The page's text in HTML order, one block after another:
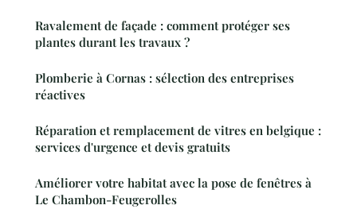
Ravalement de façade : comment protéger ses
plantes durant les travaux ?
Plomberie à Cornas : sélection des entreprises
réactives
Réparation et remplacement de vitres en belgique :
services d'urgence et devis gratuits
Améliorer votre habitat avec la pose de fenêtres à
Le Chambon-Feugerolles